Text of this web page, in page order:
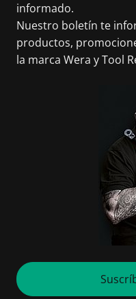
informado.
Nuestro boletín te
productos,
la marca Wera y Tool